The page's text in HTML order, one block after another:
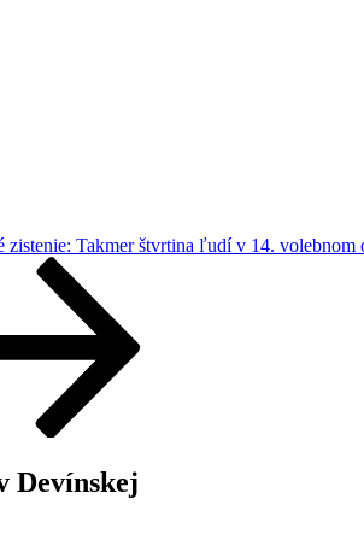
zistenie: Takmer štvrtina ľudí v 14.
Devínskej